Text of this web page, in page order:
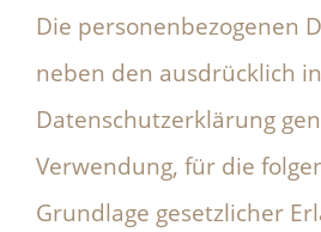
Die personenbezogenen
neben den ausdrücklich
Datenschutzerklärung
Verwendung, für die
Grundlage gesetzlicher